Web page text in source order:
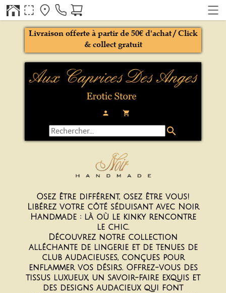
person local_grocery_store
Livraison offerte à partir de 50€ d'achat / Click
& collect gratuit
search
Osez être différent, osez être vous!
Libérez votre côté séduisant avec Noir
Handmade : là où le kinky rencontre
le chic.
Découvrez notre collection
alléchante de lingerie et de tenues de
club audacieuses, conçues pour
enflammer vos désirs. Offrez-vous des
tissus luxueux, un savoir-faire exquis et
des designs audacieux qui font